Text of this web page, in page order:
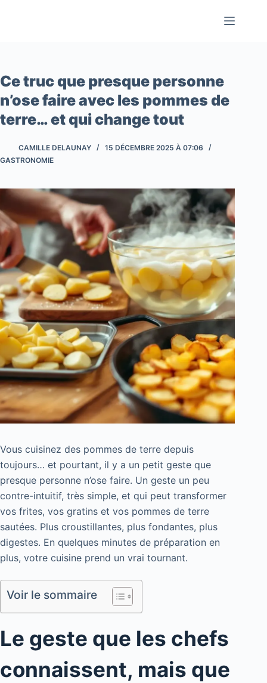
Ce truc que presque personne
n’ose faire avec les pommes de
terre… et qui change tout
CAMILLE DELAUNAY
15 DÉCEMBRE 2025 À 07:06
GASTRONOMIE
Vous cuisinez des pommes de terre depuis
toujours… et pourtant, il y a un petit geste que
presque personne n’ose faire. Un geste un peu
contre-intuitif, très simple, et qui peut transformer
vos frites, vos gratins et vos pommes de terre
sautées. Plus croustillantes, plus fondantes, plus
digestes. En quelques minutes de préparation en
plus, votre cuisine prend un vrai tournant.
Voir le sommaire
Le geste que les chefs
connaissent, mais que